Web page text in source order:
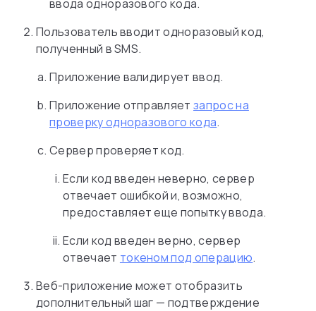
ввода одноразового кода.
Пользователь вводит одноразовый код,
полученный в SMS.
Приложение валидирует ввод.
Приложение отправляетзапрос на
проверку одноразового кода.
Сервер проверяет код.
Если код введен неверно, сервер
отвечает ошибкой и, возможно,
предоставляет еще попытку ввода.
Если код введен верно, сервер
отвечает токеном под операцию.
Веб-приложение может отобразить
дополнительный шаг — подтверждение